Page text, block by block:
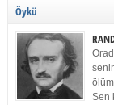
Öykü
Sen